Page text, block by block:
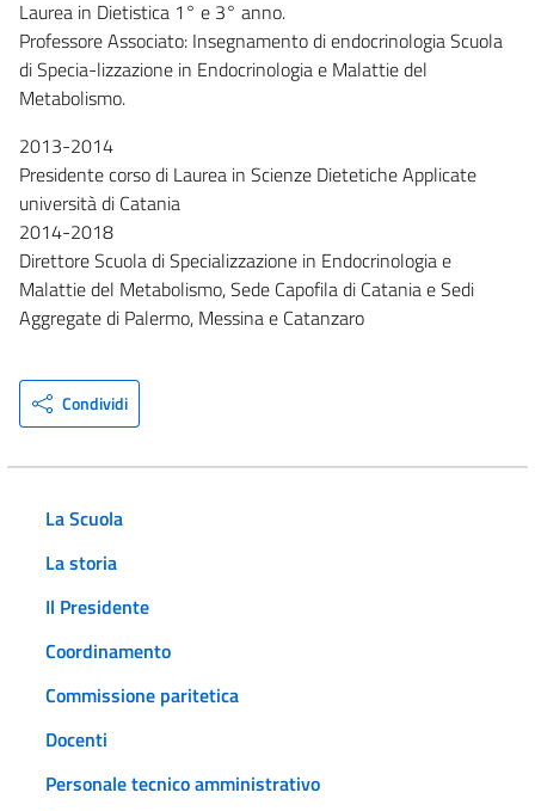
Laurea in Dietistica 1° e 3° anno.
Professore Associato: Insegnamento di endocrinologia Scuola
di Specia-lizzazione in Endocrinologia e Malattie del
Metabolismo.
2013-2014
Presidente corso di Laurea in Scienze Dietetiche Applicate
università di Catania
2014-2018
Direttore Scuola di Specializzazione in Endocrinologia e
Malattie del Metabolismo, Sede Capofila di Catania e Sedi
Aggregate di Palermo, Messina e Catanzaro
Condividi
La Scuola
La storia
Il Presidente
Coordinamento
Commissione paritetica
Docenti
Personale tecnico amministrativo